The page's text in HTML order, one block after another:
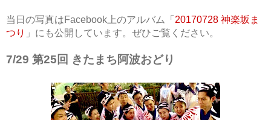
当日の写真はFacebook上のアルバム「 20170728 神楽坂ま
つり 」にも公開しています。ぜひご覧ください。
7/29 第25回 きたまち阿波おどり